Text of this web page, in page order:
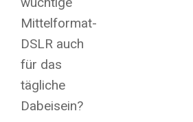
Mittelformat-
DSLR auch
für das
tägliche
Dabeisein?